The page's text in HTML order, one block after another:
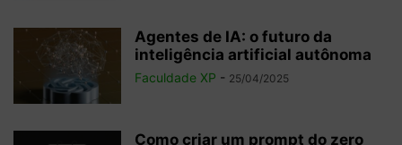
Agentes de IA: o futuro da
inteligência artificial autônoma
Faculdade XP - 25/04/2025
Como criar um prompt do zero